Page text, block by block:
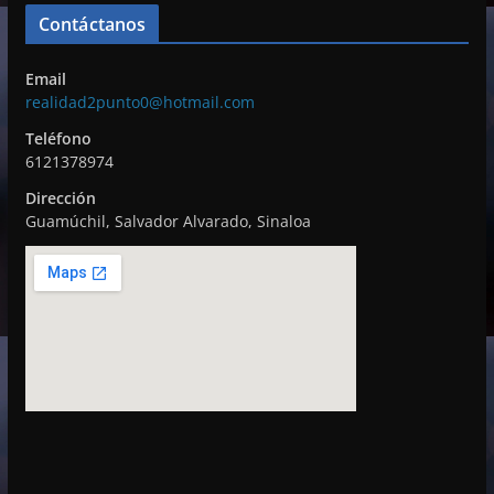
r
v
d
e
o
Contáctanos
Email
realidad2punto0@hotmail.com
Teléfono
6121378974
Dirección
Guamúchil, Salvador Alvarado, Sinaloa